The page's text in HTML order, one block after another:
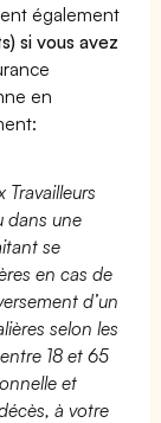
également
si vous avez
en
Travailleurs
dans une
se
en cas de
d’un
selon les
18 et 65
et
à votre